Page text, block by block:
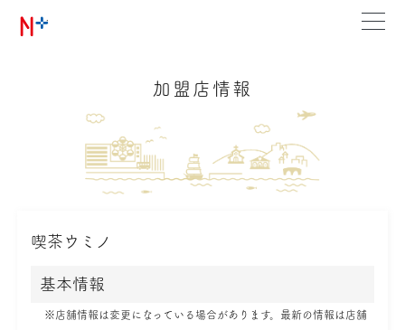
加盟店情報
喫茶ウミノ
基本情報
※店舗情報は変更になっている場合があります。最新の情報は店舗